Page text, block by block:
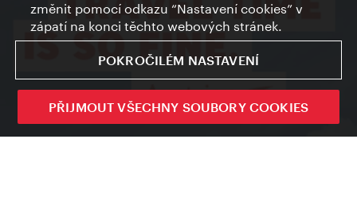
změnit pomocí odkazu “Nastavení cookies” v
zápatí na konci těchto webových stránek.
POKROČILÉM NASTAVENÍ
PŘIJMOUT VŠECHNY SOUBORY COOKIES